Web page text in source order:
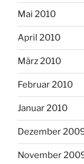
Mai 2010
April 2010
März 2010
Februar 2010
Januar 2010
Dezember
November